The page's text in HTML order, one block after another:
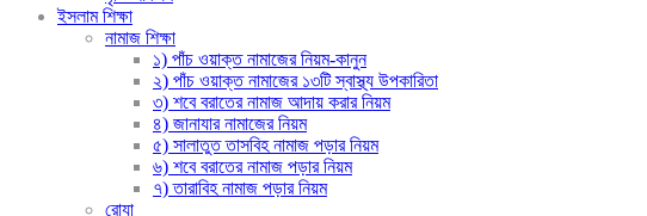
ইসলাম শিক্ষা
নামাজ শিক্ষা
১) পাঁচ ওয়াক্ত নামাজের নিয়ম-কানুন
২) পাঁচ ওয়াক্ত নামাজের ১৩টি স্বাস্থ্য উপকারিতা
৩) শবে বরাতের নামাজ আদায় করার নিয়ম
৪) জানাযার নামাজের নিয়ম
৫) সালাতুত তাসবিহ নামাজ পড়ার নিয়ম
৬) শবে বরাতের নামাজ পড়ার নিয়ম
৭) তারাবিহ নামাজ পড়ার নিয়ম
রোযা